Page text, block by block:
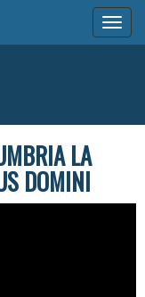
LA
DOMINI